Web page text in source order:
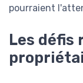
pourraient
Les défis